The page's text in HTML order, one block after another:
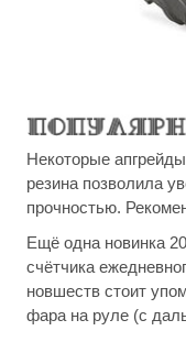
Некоторые
резина позволила
прочностью.
Ещё одна новинка
счётчика
новшеств стоит
фара на руле (с